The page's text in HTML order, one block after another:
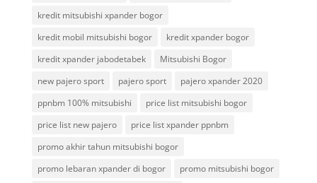
kredit mitsubishi xpander bogor
kredit mobil mitsubishi bogor
kredit xpander bogor
kredit xpander jabodetabek
Mitsubishi Bogor
new pajero sport
pajero sport
pajero xpander 2020
ppnbm 100% mitsubishi
price list mitsubishi bogor
price list new pajero
price list xpander ppnbm
promo akhir tahun mitsubishi bogor
promo lebaran xpander di bogor
promo mitsubishi bogor